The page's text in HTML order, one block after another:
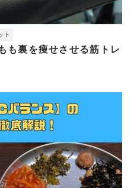
ト
も裏を痩せさせる筋トレ